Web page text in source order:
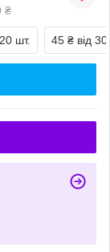
₴
шт. 45 ₴ від